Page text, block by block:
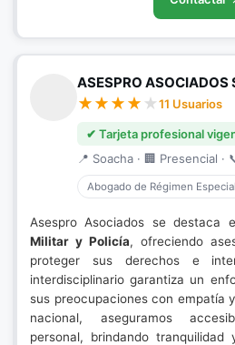
ASESPRO ASOCIADOS
11 Usuarios
✔ Tarjeta profesional
📍 Soacha · 🏢 Presencial ·
Abogado de Régimen
Asespro Asociados se destaca
Militar y Policía, ofreciendo
proteger sus derechos e
interdisciplinario garantiza un
sus preocupaciones con empatía
nacional, aseguramos
personal, brindando tranquilidad